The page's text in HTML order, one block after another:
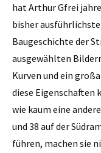
hat Arthur Gfrei
bisher
Baugeschichte der
ausgewählten
Kurven und ein
diese Eigenschaften
wie kaum eine
und 38 auf der
führen, machen sie